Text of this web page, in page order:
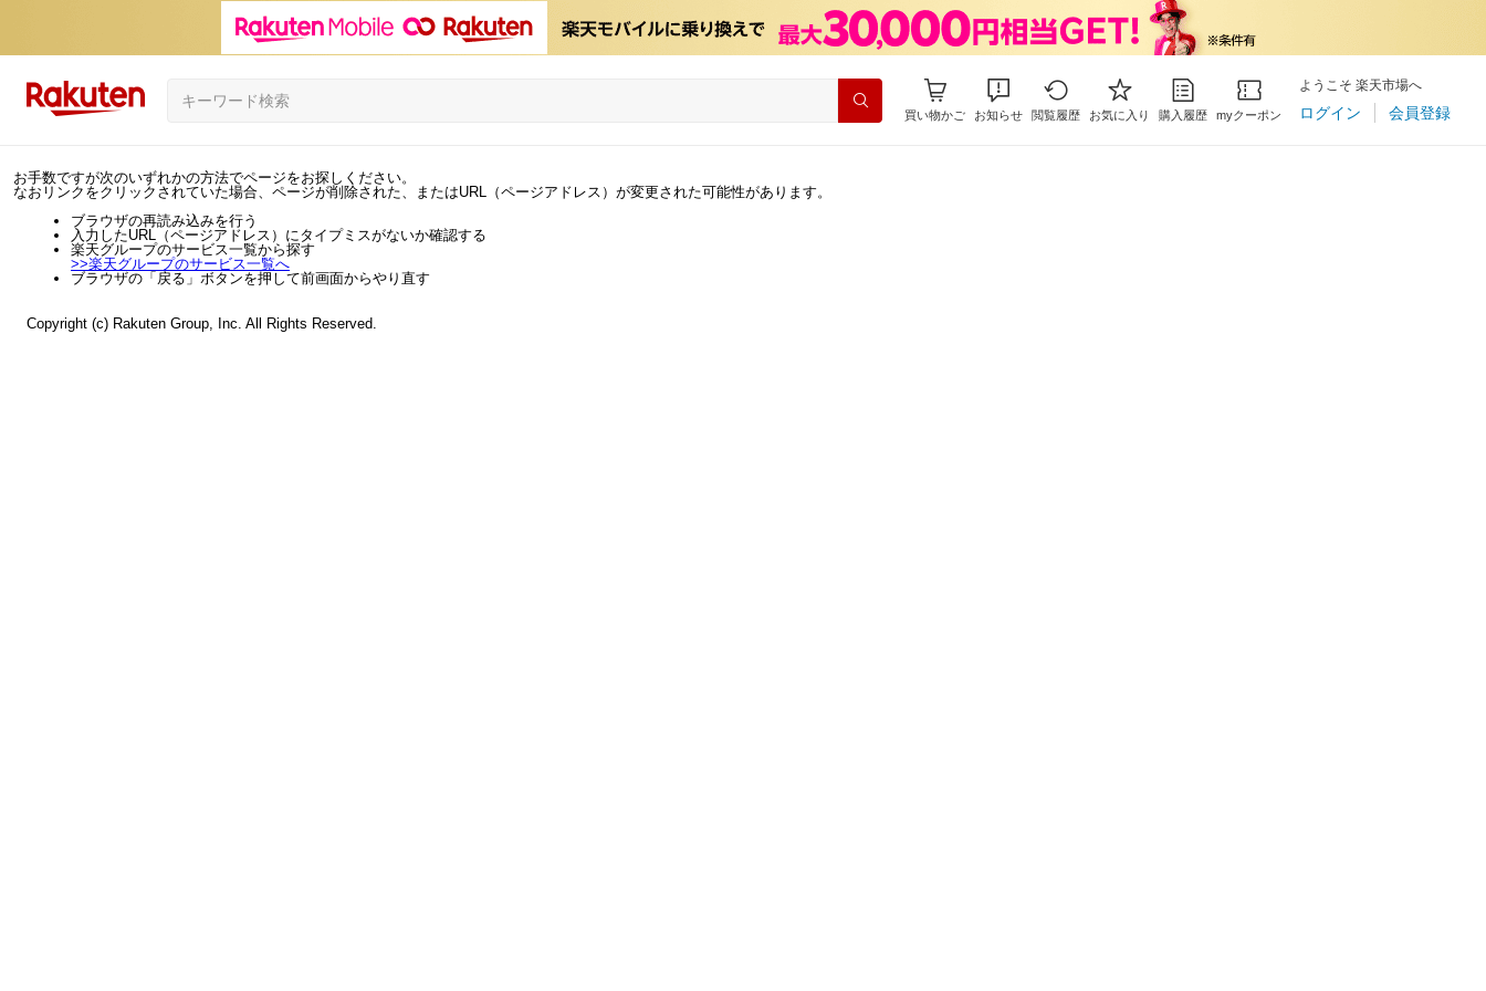
買い物かご お知らせ 閲覧履歴 お気に入り 購入履歴 myクーポン
ようこそ 楽天市場へ
ログイン 会員登録
お手数ですが次のいずれかの方法でページをお探しください。
なおリンクをクリックされていた場合、ページが削除された、またはURL（ページアドレス）が変更された可能性があります。
ブラウザの再読み込みを行う
入力したURL（ページアドレス）にタイプミスがないか確認する
楽天グループのサービス一覧から探す
>>楽天グループのサービス一覧へ
ブラウザの「戻る」ボタンを押して前画面からやり直す
Copyright (c) Rakuten Group, Inc. All Rights Reserved.